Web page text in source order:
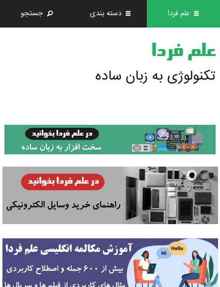
علم فردا دسته بندی جستجو
علم فردا
تکنولوژی به زبان ساده